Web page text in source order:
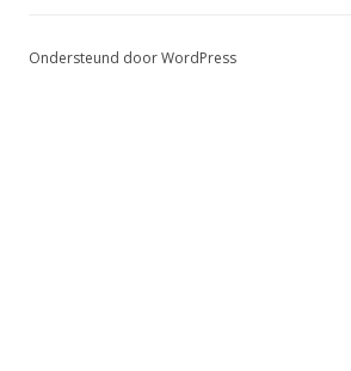
Ondersteund door WordPress